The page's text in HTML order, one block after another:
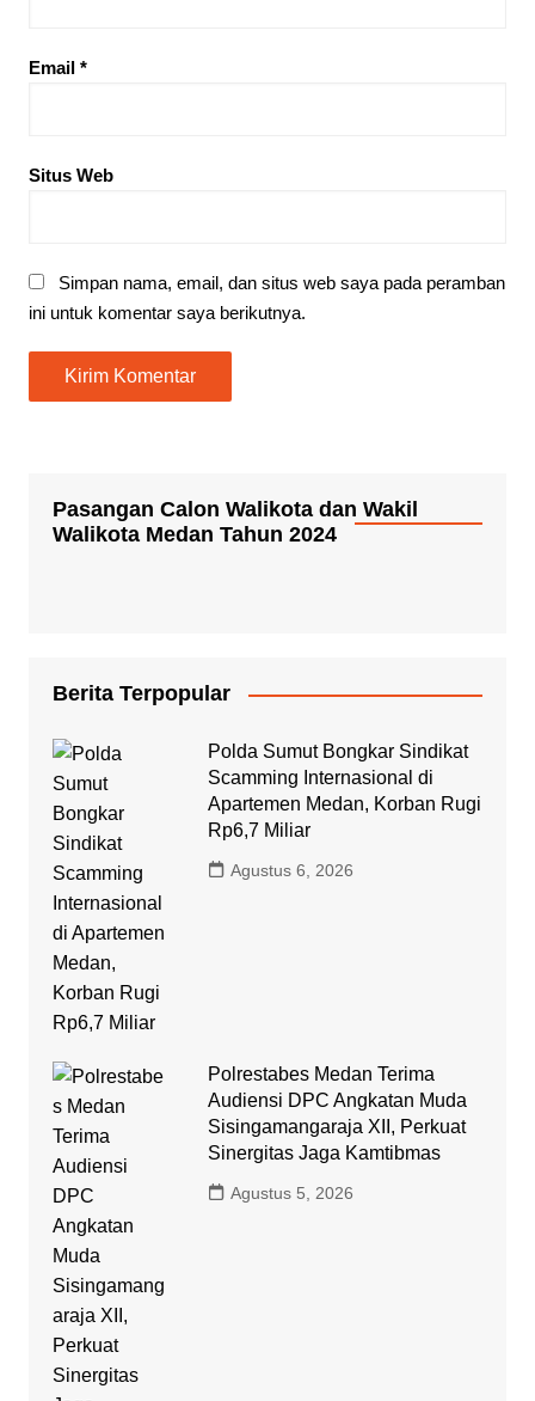
Email *
Situs Web
Simpan nama, email, dan situs web saya pada peramban
ini untuk komentar saya berikutnya.
Pasangan Calon Walikota dan Wakil
Walikota Medan Tahun 2024
Berita Terpopular
Polda Sumut Bongkar Sindikat
Scamming Internasional di
Apartemen Medan, Korban Rugi
Rp6,7 Miliar
Agustus 6, 2026
Polrestabes Medan Terima
Audiensi DPC Angkatan Muda
Sisingamangaraja XII, Perkuat
Sinergitas Jaga Kamtibmas
Agustus 5, 2026